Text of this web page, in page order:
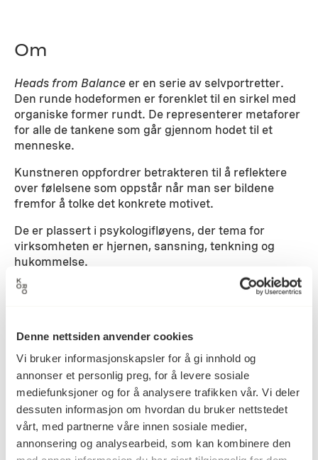
Denne nettsiden anvender cookies
Vi bruker informasjonskapsler for å gi innhold og
annonser et personlig preg, for å levere sosiale
mediefunksjoner og for å analysere trafikken vår. Vi deler
dessuten informasjon om hvordan du bruker nettstedet
vårt, med partnerne våre innen sosiale medier,
annonsering og analysearbeid, som kan kombinere den
Om
Heads from Balance er en serie av selvportretter.
Den runde hodeformen er forenklet til en sirkel med
organiske former rundt. De representerer metaforer
for alle de tankene som går gjennom hodet til et
menneske.
Kunstneren oppfordrer betrakteren til å reflektere
over følelsene som oppstår når man ser bildene
fremfor å tolke det konkrete motivet.
De er plassert i psykologifløyens, der tema for
virksomheten er hjernen, sansning, tenkning og
hukommelse.
Detaljer
Kunstner Per Inge Bjørlo